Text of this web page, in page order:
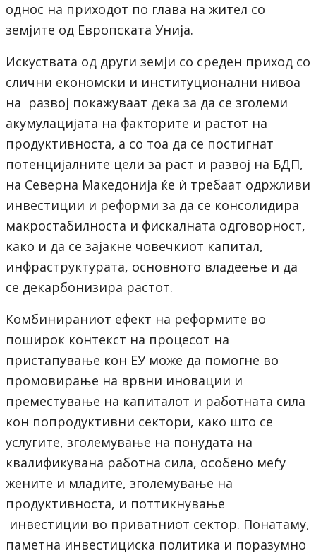
однос на приходот по глава на жител со
земјите од Европската Унија.
Искуствата од други земји со среден приход со
слични економски и институционални нивоа
на развој покажуваат дека за да се зголеми
акумулацијата на факторите и растот на
продуктивноста, а со тоа да се постигнат
потенцијалните цели за раст и развој на БДП,
на Северна Македонија ќе ѝ требаат одржливи
инвестиции и реформи за да се консолидира
макростабилноста и фискалната одговорност,
како и да се зајакне човечкиот капитал,
инфраструктурата, основното владеење и да
се декарбонизира растот.
Комбинираниот ефект на реформите во
поширок контекст на процесот на
пристапување кон ЕУ може да помогне во
промовирање на врвни иновации и
преместување на капиталот и работната сила
кон попродуктивни сектори, како што се
услугите, зголемување на понудата на
квалификувана работна сила, особено меѓу
жените и младите, зголемување на
продуктивноста, и поттикнување
инвестиции во приватниот сектор. Понатаму,
паметна инвестициска политика и поразумно